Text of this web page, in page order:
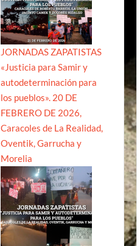
JORNADAS ZAPATISTAS
«Justicia para Samir y
autodeterminación para
los pueblos». 20 DE
FEBRERO DE 2026,
Caracoles de La Realidad,
Oventik, Garrucha y
Morelia